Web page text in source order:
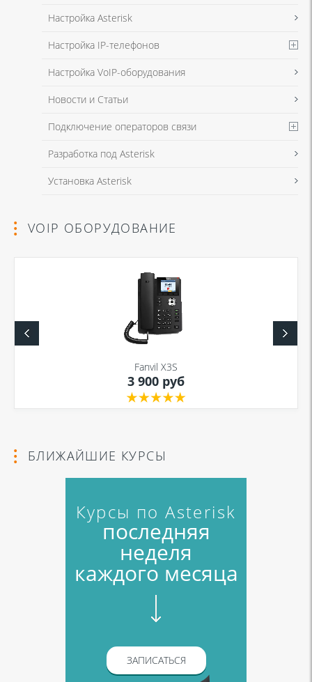
Настройка Asterisk
Настройка IP-телефонов
Настройка VoIP-оборудования
Новости и Статьи
Подключение операторов связи
Разработка под Asterisk
Установка Asterisk
VOIP ОБОРУДОВАНИЕ
Fanvil X3S
3 900 руб
БЛИЖАЙШИЕ КУРСЫ
Курсы по Asterisk
последняя
неделя
каждого месяца
ЗАПИСАТЬСЯ